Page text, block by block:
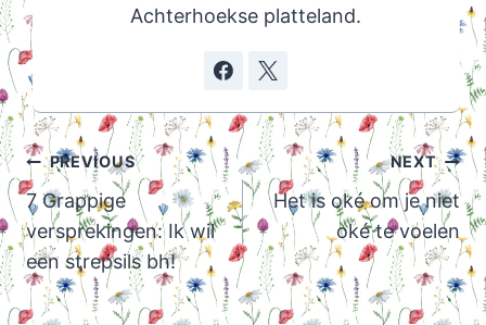
Achterhoekse platteland.
Post
navigation
PREVIOUS
7 Grappige
versprekingen: Ik wil
een strepsils bh!
NEXT
Het is oké om je niet
oké te voelen